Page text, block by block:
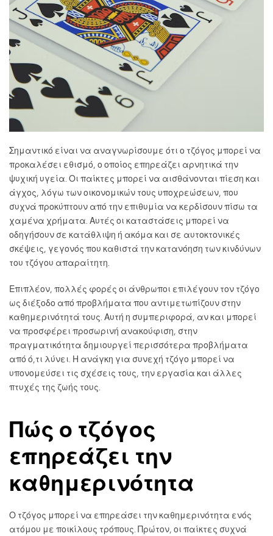
Σημαντικό είναι να αναγνωρίσουμε ότι ο τζόγος μπορεί να
προκαλέσει εθισμό, ο οποίος επηρεάζει αρνητικά την
ψυχική υγεία. Οι παίκτες μπορεί να αισθάνονται πίεση και
άγχος, λόγω των οικονομικών τους υποχρεώσεων, που
συχνά προκύπτουν από την επιθυμία να κερδίσουν πίσω τα
χαμένα χρήματα. Αυτές οι καταστάσεις μπορεί να
οδηγήσουν σε κατάθλιψη ή ακόμα και σε αυτοκτονικές
σκέψεις, γεγονός που καθιστά την κατανόηση των κινδύνων
του τζόγου απαραίτητη.
Επιπλέον, πολλές φορές οι άνθρωποι επιλέγουν τον τζόγο
ως διέξοδο από προβλήματα που αντιμετωπίζουν στην
καθημερινότητά τους. Αυτή η συμπεριφορά, αν και μπορεί
να προσφέρει προσωρινή ανακούφιση, στην
πραγματικότητα δημιουργεί περισσότερα προβλήματα
από ό,τι λύνει. Η ανάγκη για συνεχή τζόγο μπορεί να
υπονομεύσει τις σχέσεις τους, την εργασία και άλλες
πτυχές της ζωής τους.
Πώς ο τζόγος
επηρεάζει την
καθημερινότητα
Ο τζόγος μπορεί να επηρεάσει την καθημερινότητα ενός
ατόμου με ποικίλους τρόπους. Πρώτον, οι παίκτες συχνά